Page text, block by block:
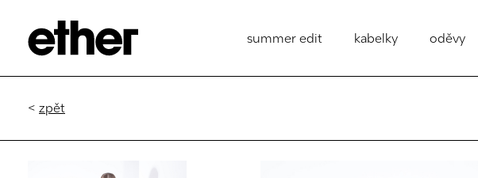
summer edit kabelky oděvy
< zpět